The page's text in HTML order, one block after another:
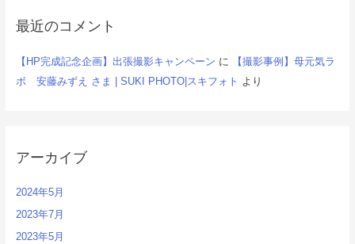
最近のコメント
【HP完成記念企画】出張撮影キャンペーン に
【撮影事例】母元気ラ
ボ 安藤みずえ さま | SUKI PHOTO|スキフォト より
アーカイブ
2024年5月
2023年7月
2023年5月